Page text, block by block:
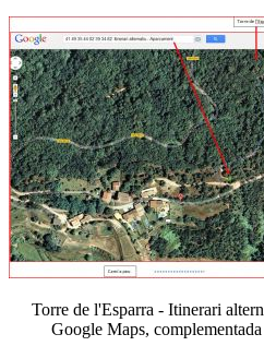
Torre de l'Esparra - Itinerari
Google Maps,